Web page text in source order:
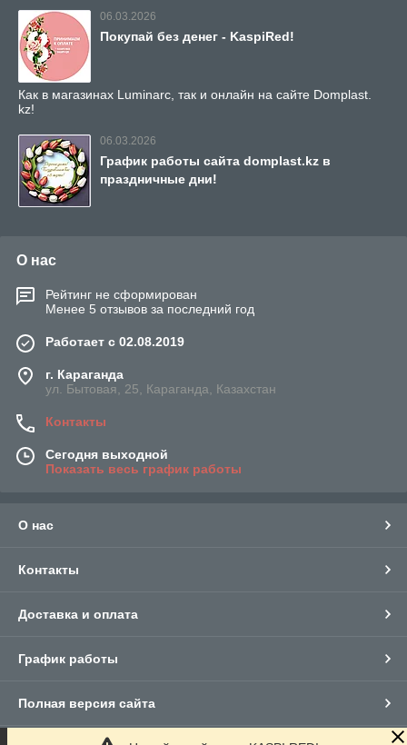
06.03.2026
Покупай без денег - KaspiRed!
Как в магазинах Luminarc, так и онлайн на сайте Domplast.
kz!
06.03.2026
График работы сайта domplast.kz в
праздничные дни!
О нас
Рейтинг не сформирован
Менее 5 отзывов за последний год
Работает с 02.08.2019
г. Караганда
ул. Бытовая, 25, Караганда, Казахстан
Контакты
Сегодня выходной
Показать весь график работы
О нас
Контакты
Доставка и оплата
График работы
Полная версия сайта